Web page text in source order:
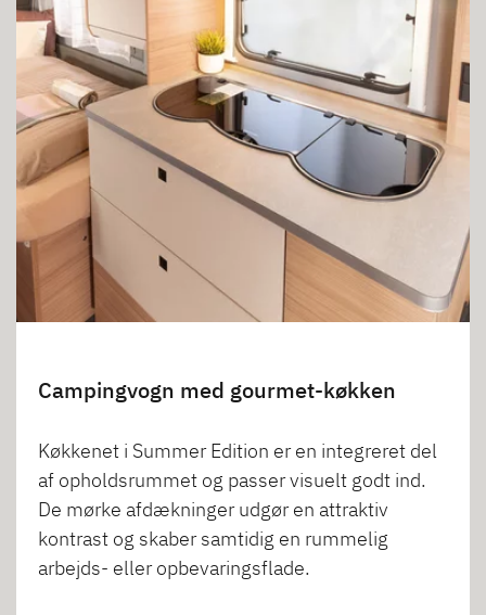
Campingvogn med gourmet-køkken
Køkkenet i Summer Edition er en integreret del
af opholdsrummet og passer visuelt godt ind.
De mørke afdækninger udgør en attraktiv
kontrast og skaber samtidig en rummelig
arbejds- eller opbevaringsflade.